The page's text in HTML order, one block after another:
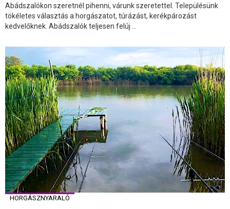
Abádszalókon szeretnél pihenni, várunk szeretettel. Településünk
tökéletes választás a horgászatot, túrázást, kerékpározást
kedvelőknek. Abádszalók teljesen felúj ...
HORGÁSZNYARALÓ